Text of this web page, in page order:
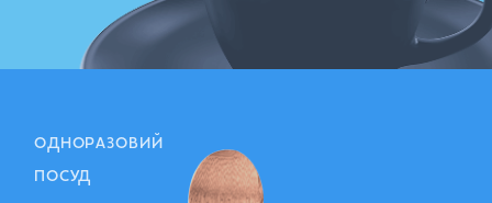
ОДНОРАЗОВИЙ
ПОСУД